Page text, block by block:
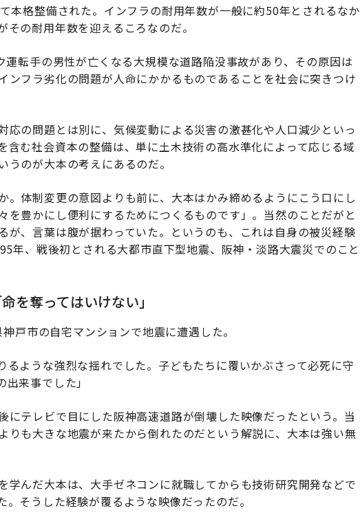
本格整備された。インフラの耐用年数が一般に約50年とされるなか
の耐用年数を迎えるころなのだ。
転手の男性が亡くなる大規模な道路陥没事故があり、その原因は
ンフラ劣化の問題が人命にかかるものであることを社会に突きつけ
応の問題とは別に、気候変動による災害の激甚化や人口減少といっ
含む社会資本の整備は、単に土木技術の高水準化によって応じる域
のが大本の考えにあるのだ。
。体制変更の意図よりも前に、大本はかみ締めるようにこう口にし
を豊かにし便利にするためにつくるものです」。当然のことだがと
が、言葉は腹が据わっていた。というのも、これは自身の被災経験
年、戦後初とされる大都市直下型地震、阪神・淡路大震災でのこと
を奪ってはいけない」
戸市の自宅マンションで地震に遭遇した。
るような強烈な揺れでした。子どもたちに覆いかぶさって必死に守
来事でした」
にテレビで目にした阪神高速道路が倒壊した映像だったという。当
りも大きな地震が来たから倒れたのだという解説に、大本は強い無
学んだ大本は、大手ゼネコンに就職してからも技術研究開発などで
そうした経験が覆るような映像だったのだ。